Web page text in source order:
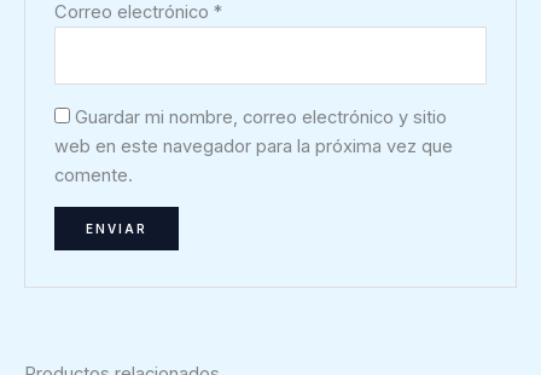
Correo electrónico*
Guardar mi nombre, correo electrónico y sitio
web en este navegador para la próxima vez que
comente.